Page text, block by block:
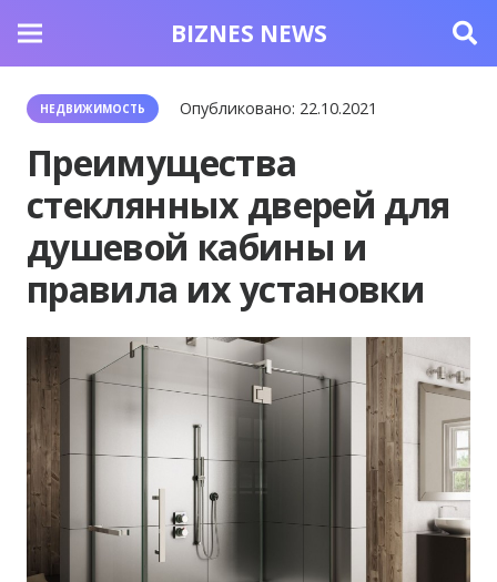
BIZNES NEWS
НЕДВИЖИМОСТЬ Опубликовано: 22.10.2021
Преимущества
стеклянных дверей для
душевой кабины и
правила их установки